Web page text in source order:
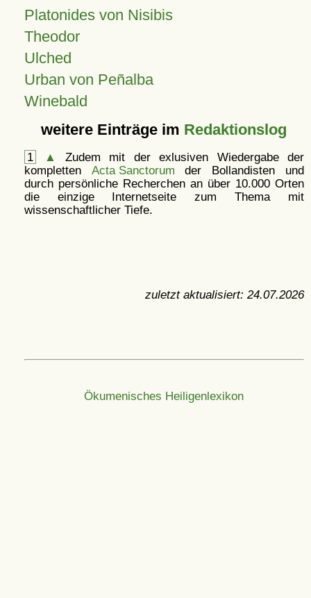
Platonides von Nisibis
Theodor
Ulched
Urban von Peñalba
Winebald
weitere Einträge im Redaktionslog
1 ▲
Zudem mit der exlusiven Wiedergabe der
kompletten Acta Sanctorum der Bollandisten und
durch persönliche Recherchen an über 10.000 Orten
die einzige Internetseite zum Thema mit
wissenschaftlicher Tiefe.
zuletzt aktualisiert: 24.07.2026
Ökumenisches Heiligenlexikon